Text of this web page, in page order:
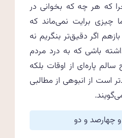
که هر چه که بخوانی در
چیزی برایت نمی‌ماند که
اگر دقیق‌تر بنگریم نه
باشی که به درد مردم
پاره‌ای از اوقات بلکه
است از انبوهی از مطالبی
چهارصد و دو